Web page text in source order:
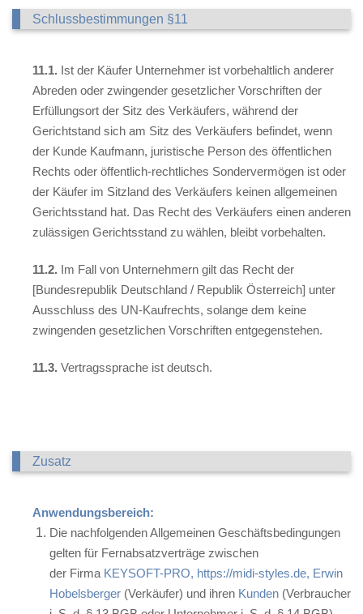
Schlussbestimmungen §11
11.1. Ist der Käufer Unternehmer ist vorbehaltlich anderer
Abreden oder zwingender gesetzlicher Vorschriften der
Erfüllungsort der Sitz des Verkäufers, während der
Gerichtstand sich am Sitz des Verkäufers befindet, wenn
der Kunde Kaufmann, juristische Person des öffentlichen
Rechts oder öffentlich-rechtliches Sondervermögen ist oder
der Käufer im Sitzland des Verkäufers keinen allgemeinen
Gerichtsstand hat. Das Recht des Verkäufers einen anderen
zulässigen Gerichtsstand zu wählen, bleibt vorbehalten.
11.2. Im Fall von Unternehmern gilt das Recht der
[Bundesrepublik Deutschland / Republik Österreich] unter
Ausschluss des UN-Kaufrechts, solange dem keine
zwingenden gesetzlichen Vorschriften entgegenstehen.
11.3. Vertragssprache ist deutsch.
Zusatz
Anwendungsbereich:
Die nachfolgenden Allgemeinen Geschäftsbedingungen
gelten für Fernabsatzverträge zwischen
der Firma KEYSOFT-PRO, https://midi-styles.de, Erwin
Hobelsberger(Verkäufer) und ihren Kunden(Verbraucher